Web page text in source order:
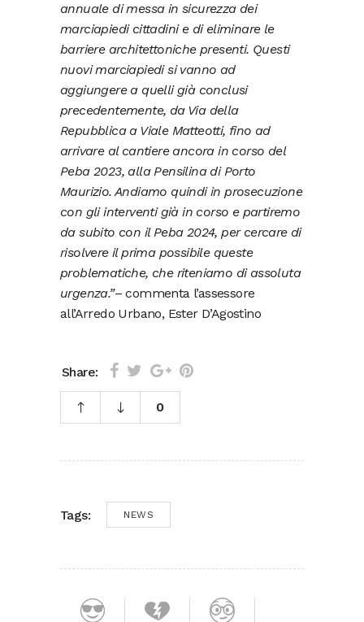
annuale di messa in sicurezza dei
marciapiedi cittadini e di eliminare le
barriere architettoniche presenti. Questi
nuovi marciapiedi si vanno ad
aggiungere a quelli già conclusi
precedentemente, da Via della
Repubblica a Viale Matteotti, fino ad
arrivare al cantiere ancora in corso del
Peba 2023, alla Pensilina di Porto
Maurizio. Andiamo quindi in prosecuzione
con gli interventi già in corso e partiremo
da subito con il Peba 2024, per cercare di
risolvere il prima possibile queste
problematiche, che riteniamo di assoluta
urgenza.”– commenta l’assessore
all’Arredo Urbano, Ester D’Agostino
Share:
0
Tags: NEWS